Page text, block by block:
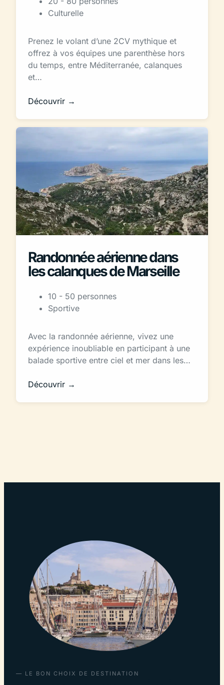
Culturelle
Prenez le volant d’une 2CV mythique et
offrez à vos équipes une parenthèse hors
du temps, entre Méditerranée, calanques
et…
Découvrir →
Randonnée aérienne dans
les calanques de Marseille
10 - 50 personnes
Sportive
Avec la randonnée aérienne, vivez une
expérience inoubliable en participant à une
balade sportive entre ciel et mer dans les…
Découvrir →
— LE BON CHOIX DE DESTINATION